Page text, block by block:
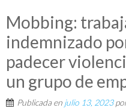
Mobbing:
indemnizado
padecer
un grupo de
Publicada en julio 13, 2023